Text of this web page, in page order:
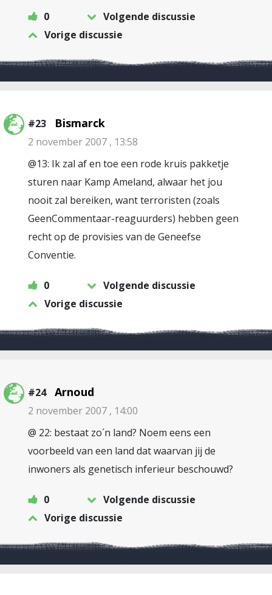
0
Volgende discussie
Vorige discussie
#23 Bismarck
2 november 2007 , 13:58
@13: Ik zal af en toe een rode kruis pakketje
sturen naar Kamp Ameland, alwaar het jou
nooit zal bereiken, want terroristen (zoals
GeenCommentaar-reaguurders) hebben geen
recht op de provisies van de Geneefse
Conventie.
0
Volgende discussie
Vorige discussie
#24 Arnoud
2 november 2007 , 14:00
@ 22: bestaat zo´n land? Noem eens een
voorbeeld van een land dat waarvan jij de
inwoners als genetisch inferieur beschouwd?
0
Volgende discussie
Vorige discussie